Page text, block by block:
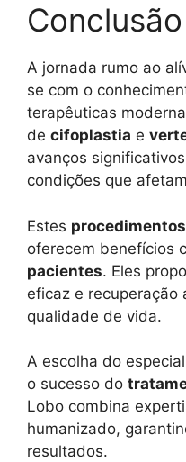
Conclusão
A jornada rumo ao
se com o
terapêuticas
de cifoplastia e
avanços
condições que
Estes
oferecem benefícios
pacientes. Eles
eficaz e recuperação
qualidade de vida.
A escolha do
o sucesso do
Lobo combina
humanizado,
resultados.